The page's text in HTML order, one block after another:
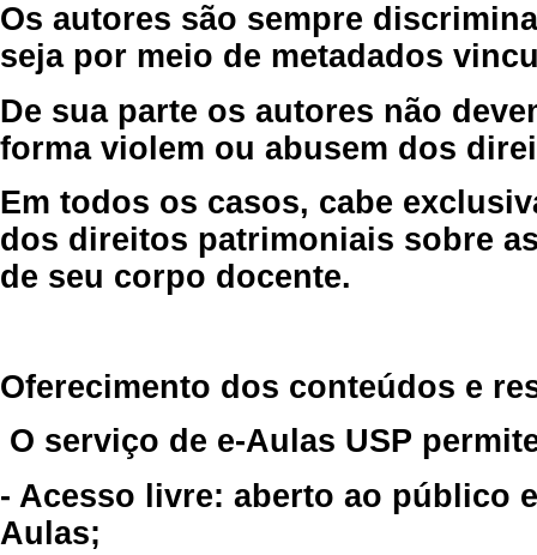
Os autores são sempre
seja por meio de metadados
De sua parte os autores não
forma violem ou abusem dos
Em todos os casos, cabe
dos direitos patrimoniais sobre
de seu corpo docente.
Oferecimento dos conteúdos e
O serviço de e-Aulas USP
- Acesso livre: aberto ao público
Aulas;